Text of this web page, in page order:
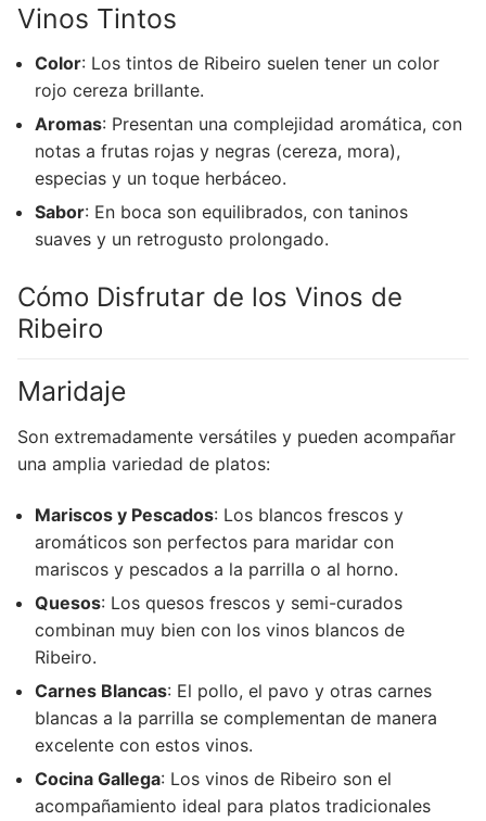
Vinos Tintos
Color: Los tintos de Ribeiro suelen tener un color
rojo cereza brillante.
Aromas: Presentan una complejidad aromática, con
notas a frutas rojas y negras (cereza, mora),
especias y un toque herbáceo.
Sabor: En boca son equilibrados, con taninos
suaves y un retrogusto prolongado.
Cómo Disfrutar de los Vinos de
Ribeiro
Maridaje
Son extremadamente versátiles y pueden acompañar
una amplia variedad de platos:
Mariscos y Pescados: Los blancos frescos y
aromáticos son perfectos para maridar con
mariscos y pescados a la parrilla o al horno.
Quesos: Los quesos frescos y semi-curados
combinan muy bien con los vinos blancos de
Ribeiro.
Carnes Blancas: El pollo, el pavo y otras carnes
blancas a la parrilla se complementan de manera
excelente con estos vinos.
Cocina Gallega: Los vinos de Ribeiro son el
acompañamiento ideal para platos tradicionales